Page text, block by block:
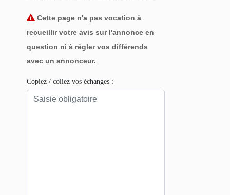
Cette page n'a pas vocation à
recueillir votre avis sur l'annonce en
question ni à régler vos différends
avec un annonceur.
Copiez / collez vos échanges :